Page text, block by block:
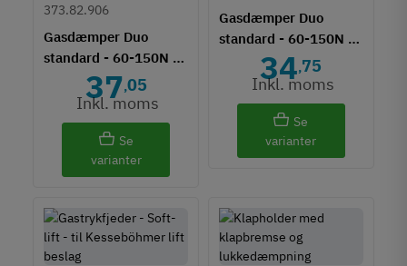
Gasdæmper Duo
standard - 60-150N -
til opadgående låger
373.82.906
37,05
Inkl. moms
Se
varianter
Gasdæmper Duo
standard - 60-150N -
til nedadgående låger
34,75
Inkl. moms
Se
varianter